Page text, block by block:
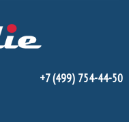
+7 (499) 754-44-50